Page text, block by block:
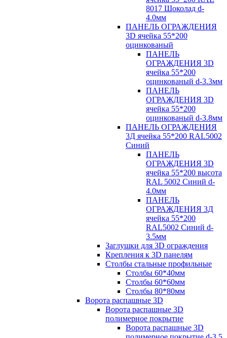
8017 Шоколад d-
4.0мм
ПАНЕЛЬ ОГРАЖДЕНИЯ
3D ячейка 55*200
оцинкованый
ПАНЕЛЬ
ОГРАЖДЕНИЯ 3D
ячейка 55*200
оцинкованый d-3.3мм
ПАНЕЛЬ
ОГРАЖДЕНИЯ 3D
ячейка 55*200
оцинкованый d-3.8мм
ПАНЕЛЬ ОГРАЖДЕНИЯ
3Д ячейка 55*200 RAL5002
Синий
ПАНЕЛЬ
ОГРАЖДЕНИЯ 3D
ячейка 55*200 высота
RAL 5002 Синий d-
4.0мм
ПАНЕЛЬ
ОГРАЖДЕНИЯ 3Д
ячейка 55*200
RAL5002 Синий d-
3.5мм
Заглушки для 3D ограждения
Крепления к 3D панелям
Столбы стальные профильные
Столбы 60*40мм
Столбы 60*60мм
Столбы 80*80мм
Ворота распашные 3D
Ворота распашные 3D
полимерное покрытие
Ворота распашные 3D